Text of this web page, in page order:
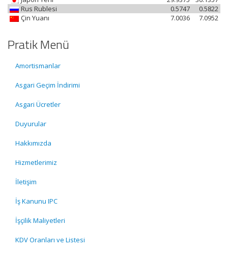
Rus Rublesi
0.5822
0.5747
Çin Yuanı
7.0952
7.0036
Pratik Menü
Amortismanlar
Asgari Geçim İndirimi
Asgari Ücretler
Duyurular
Hakkımızda
Hizmetlerimiz
İletişim
İş Kanunu IPC
İşçilik Maliyetleri
KDV Oranları ve Listesi